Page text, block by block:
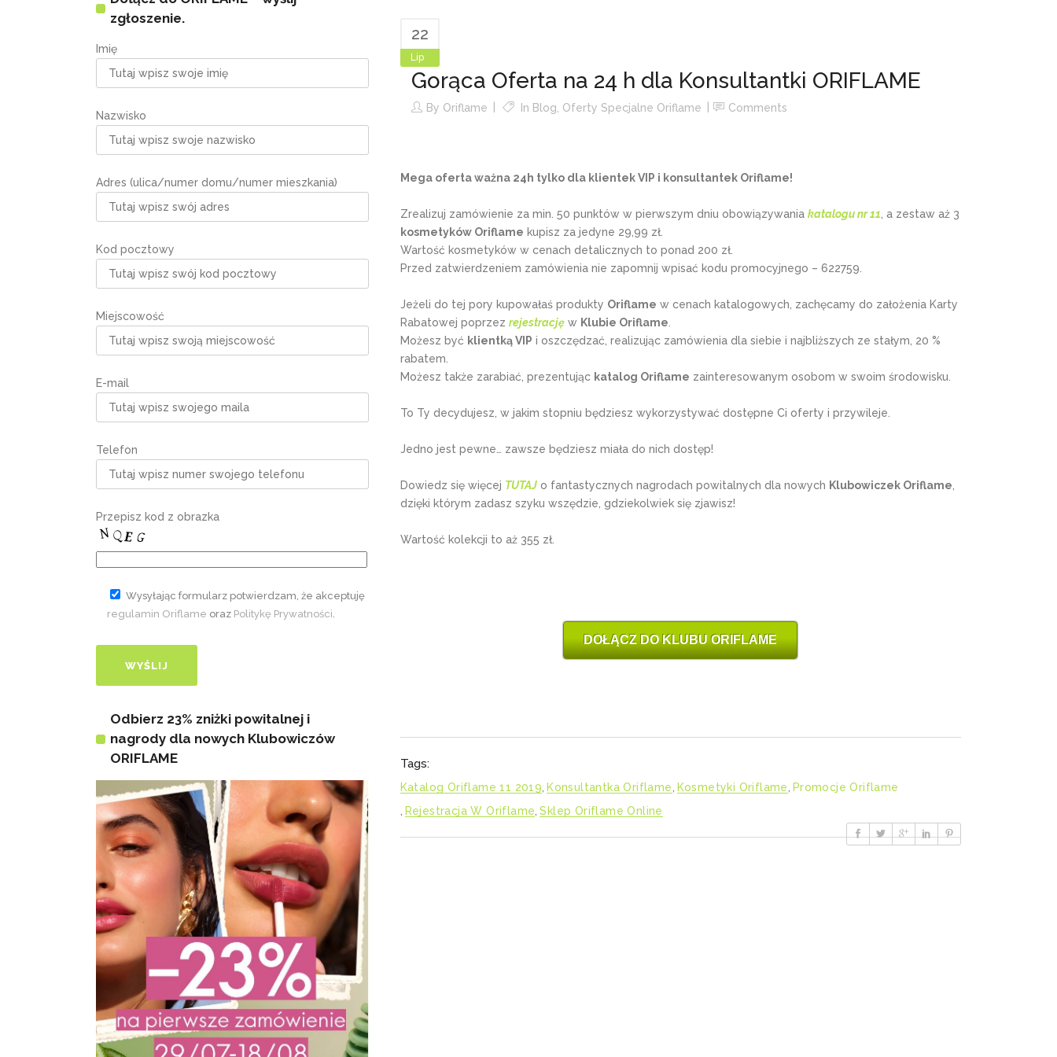
zgłoszenie.
Imię
Nazwisko
Adres (ulica/numer domu/numer mieszkania)
Kod pocztowy
Miejscowość
E-mail
Telefon
Przepisz kod z obrazka
Wysyłając formularz potwierdzam, że akceptuję
regulamin Oriflame oraz Politykę Prywatności.
Odbierz 23% zniżki powitalnej i
nagrody dla nowych Klubowiczów
ORIFLAME
22
Lip
Gorąca Oferta na 24 h dla Konsultantki ORIFLAME
By Oriflame In Blog, Oferty Specjalne Oriflame Comments
Mega oferta ważna 24h tylko dla klientek VIP i konsultantek Oriflame!
Zrealizuj zamówienie za min. 50 punktów w pierwszym dniu obowiązywania katalogu nr 11, a zestaw aż 3
kosmetyków Oriflame kupisz za jedyne 29,99 zł.
Wartość kosmetyków w cenach detalicznych to ponad 200 zł.
Przed zatwierdzeniem zamówienia nie zapomnij wpisać kodu promocyjnego – 622759.
Jeżeli do tej pory kupowałaś produkty Oriflame w cenach katalogowych, zachęcamy do założenia Karty
Rabatowej poprzez rejestracjęw Klubie Oriflame.
Możesz być klientką VIP i oszczędzać, realizując zamówienia dla siebie i najbliższych ze stałym, 20 %
rabatem.
Możesz także zarabiać, prezentując katalog Oriflame zainteresowanym osobom w swoim środowisku.
To Ty decydujesz, w jakim stopniu będziesz wykorzystywać dostępne Ci oferty i przywileje.
Jedno jest pewne… zawsze będziesz miała do nich dostęp!
Dowiedz się więcej TUTAJo fantastycznych nagrodach powitalnych dla nowych Klubowiczek Oriflame,
dzięki którym zadasz szyku wszędzie, gdziekolwiek się zjawisz!
Wartość kolekcji to aż 355 zł.
DOŁĄCZ DO KLUBU ORIFLAME
Tags:
Katalog Oriflame 11 2019, Konsultantka Oriflame, Kosmetyki Oriflame, Promocje Oriflame
, Rejestracja W Oriflame, Sklep Oriflame Online